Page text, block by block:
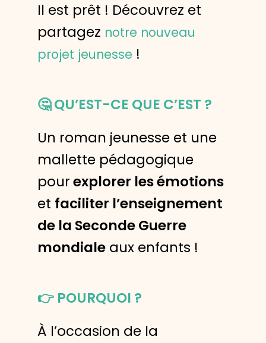
Il est prêt ! Découvrez et
partagez notre nouveau
projet jeunesse !
🤔QU’EST-CE QUE C’EST ?
Un roman jeunesse et une
mallette pédagogique
pourexplorer les émotions
et faciliter l’enseignement
de la Seconde Guerre
mondiale aux enfants !
👉 POURQUOI ?
À l’occasion de la